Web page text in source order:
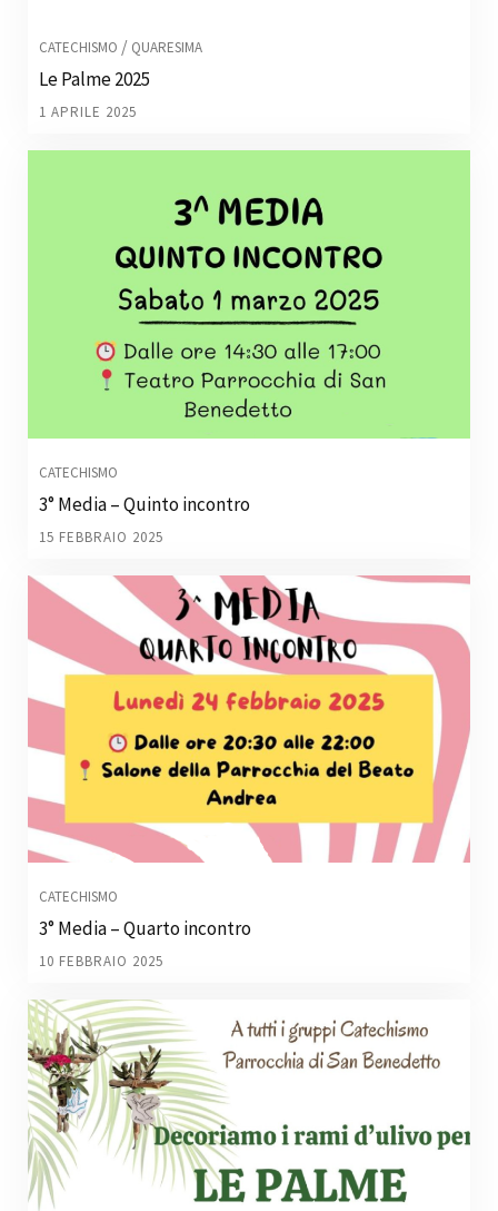
CATECHISMO / QUARESIMA
Le Palme 2025
1 APRILE 2025
CATECHISMO
3° Media – Quinto incontro
15 FEBBRAIO 2025
CATECHISMO
3° Media – Quarto incontro
10 FEBBRAIO 2025